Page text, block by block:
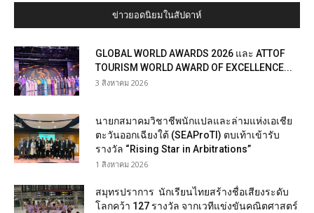
ข่าวยอดนิยมในสัปดาห์
GLOBAL WORLD AWARDS 2026 และ ATTOF
TOURISM WORLD AWARD OF EXCELLENCE...
3 สิงหาคม 2026
นายกสมาคมวิชาชีพนักแปลและล่ามแห่งเอเชีย
ตะวันออกเฉียงใต้ (SEAProTI) ตบเท้าเข้ารับ
รางวัล “Rising Star in Arbitrations”
1 สิงหาคม 2026
สมุทรปราการ นักเรียนไทยสร้างชื่อเสียงระดับ
โลกคว้า 127 รางวัล จากเวทีแข่งขันคณิตศาสตร์